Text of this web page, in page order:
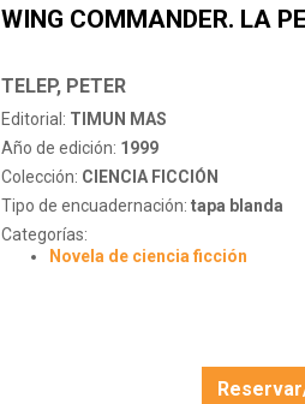
WING COMMANDER. LA
TELEP, PETER
Editorial: TIMUN MAS
Año de edición: 1999
Colección: CIENCIA FICCIÓN
Tipo de encuadernación: tapa blanda
Categorías:
Novela de ciencia ficción